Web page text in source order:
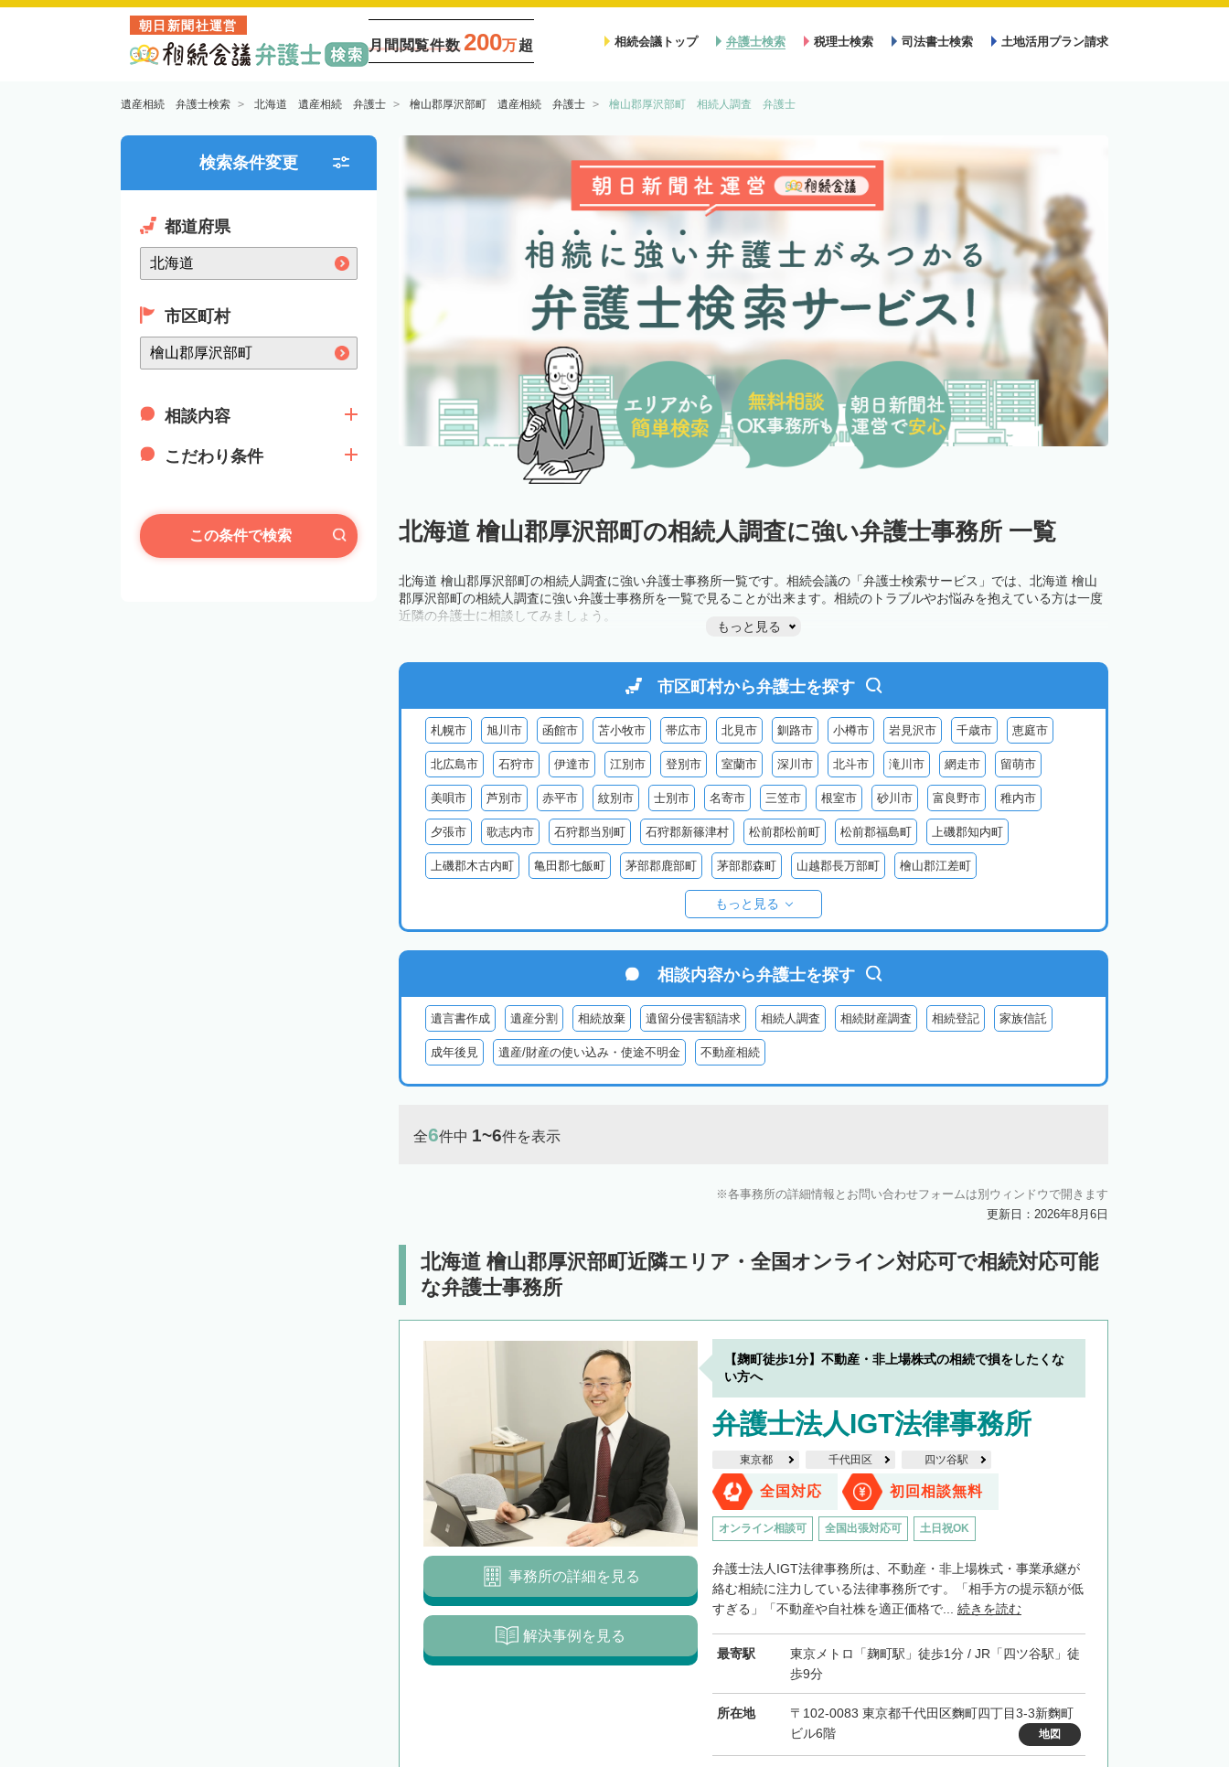
朝日新聞社運営
月間閲覧件数 200万超 相続会議トップ 弁護士検索 税理士検索 司法書士検索 土地活用プラン請求
遺産相続 弁護士検索 北海道 遺産相続 弁護士 檜山郡厚沢部町 遺産相続 弁護士 檜山郡厚沢部町 相続人調査 弁護士
検索条件変更
都道府県
市区町村
相談内容
こだわり条件
この条件で検索 北海道 檜山郡厚沢部町の相続人調査に強い弁護士事務所 一覧
北海道 檜山郡厚沢部町の相続人調査に強い弁護士事務所一覧です。相続会議の「弁護士検索サービス」では、北海道 檜山
郡厚沢部町の相続人調査に強い弁護士事務所を一覧で見ることが出来ます。相続のトラブルやお悩みを抱えている方は一度
近隣の弁護士に相談してみましょう。
もっと見る
市区町村から弁護士を探す
札幌市 旭川市 函館市 苫小牧市 帯広市 北見市 釧路市 小樽市 岩見沢市 千歳市 恵庭市
北広島市 石狩市 伊達市 江別市 登別市 室蘭市 深川市 北斗市 滝川市 網走市 留萌市
美唄市 芦別市 赤平市 紋別市 士別市 名寄市 三笠市 根室市 砂川市 富良野市 稚内市
夕張市 歌志内市 石狩郡当別町 石狩郡新篠津村 松前郡松前町 松前郡福島町 上磯郡知内町
上磯郡木古内町 亀田郡七飯町 茅部郡鹿部町 茅部郡森町 山越郡長万部町 檜山郡江差町
奥尻郡奥尻町
島牧郡島牧村 寿都郡寿都町 寿都郡黒松内町 磯谷郡蘭越町 虻田郡ニセコ町 虻田郡倶知安町
虻田郡喜茂別町 虻田郡京極町 虻田郡豊浦町
岩内郡共和町 岩内郡岩内町 二海郡八雲町 古宇郡泊村 古宇郡神恵内村 古平郡古平町 積丹郡積丹町
余市郡仁木町 余市郡余市町 余市郡赤井川村 空知郡南幌町 空知郡奈井江町 空知郡上砂川町
空知郡上富良野町 空知郡中富良野町 空知郡南富良野町
雨竜郡北竜町 雨竜郡沼田町
上川郡下川町 上川郡新得町 上川郡清水町 中川郡本別町
雨竜郡幌加内町 増毛郡増毛町 留萌郡小平町 苫前郡苫前町 苫前郡羽幌町 苫前郡初山別村
枝幸郡中頓別町 枝幸郡枝幸町 礼文郡礼文町 利尻郡利尻町 利尻郡利尻富士町 網走郡美幌町
網走郡大空町 斜里郡斜里町 斜里郡清里町
常呂郡佐呂間町 紋別郡遠軽町 紋別郡湧別町 紋別郡滝上町 紋別郡興部町
紋別郡西興部村 紋別郡雄武町 有珠郡壮瞥町 白老郡白老町 沙流郡日高町 沙流郡平取町 新冠郡新冠町
浦河郡浦河町 様似郡様似町 幌泉郡えりも町 日高郡新ひだか町 河東郡音更町
河東郡上士幌町 河東郡鹿追町 河西郡芽室町 河西郡中札内村 河西郡更別村
広尾郡広尾町 足寄郡足寄町 足寄郡陸別町 十勝郡浦幌町 釧路郡釧路町 厚岸郡厚岸町
川上郡標茶町 川上郡弟子屈町 阿寒郡鶴居村 白糠郡白糠町 野付郡別海町 標津郡中標津町
標津郡標津町 目梨郡羅臼町
もっと見る
相談内容から弁護士を探す
遺言書作成 遺産分割 相続放棄 遺留分侵害額請求 相続人調査 相続財産調査 相続登記 家族信託
成年後見 遺産/財産の使い込み・使途不明金 不動産相続
全6件中 1~6件を表示
各事務所の詳細情報とお問い合わせフォームは別ウィンドウで開きます
更新日：2026年8月6日
北海道 檜山郡厚沢部町近隣エリア・全国オンライン対応可で相続対応可能
な弁護士事務所
【麹町徒歩1分】不動産・非上場株式の相続で損をしたくな
い方へ
弁護士法人IGT法律事務所
東京都 千代田区 四ツ谷駅
全国対応 初回相談無料
オンライン相談可 全国出張対応可 土日祝OK
弁護士法人IGT法律事務所は、不動産・非上場株式・事業承継が
絡む相続に注力している法律事務所です。「相手方の提示額が低
すぎる」「不動産や自社株を適正価格で... 続きを読む
最寄駅
東京メトロ「麹町駅」徒歩1分 / JR「四ツ谷駅」徒
歩9分
所在地
〒102-0083 東京都千代田区麴町四丁目3-3新麴町
ビル6階
地図
事務所の詳細を見る
解決事例を見る